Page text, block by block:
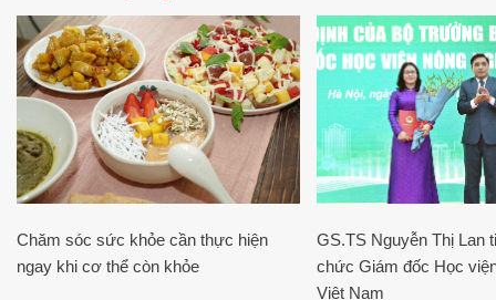
Chăm sóc sức khỏe cần thực hiện
ngay khi cơ thể còn khỏe
GS.TS Nguyễn Thị Lan
chức Giám đốc Học
Việt Nam